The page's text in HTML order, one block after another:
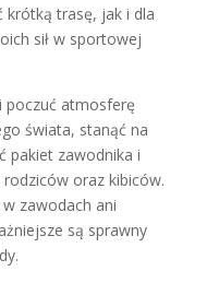
krótką trasę, jak i dla
sił w sportowej
poczuć atmosferę
świata, stanąć na
pakiet zawodnika i
oraz kibiców.
zawodach ani
są sprawny